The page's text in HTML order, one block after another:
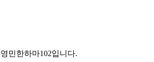
민한하마102입니다.